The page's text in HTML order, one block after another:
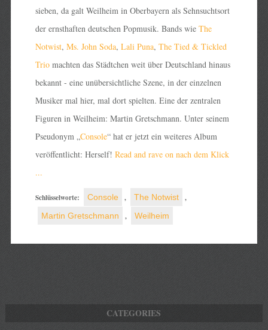
sieben, da galt Weilheim in Oberbayern als Sehnsuchtsort
der ernsthaften deutschen Popmusik. Bands wie The
Notwist, Ms. John Soda, Lali Puna, The Tied & Tickled
Triomachten das Städtchen weit über Deutschland hinaus
bekannt - eine unübersichtliche Szene, in der einzelnen
Musiker mal hier, mal dort spielten. Eine der zentralen
Figuren in Weilheim: Martin Gretschmann. Unter seinem
Pseudonym „Console“ hat er jetzt ein weiteres Album
veröffentlicht: Herself! Read and rave on nach dem Klick
...
Schlüsselworte: Console , The Notwist ,
Martin Gretschmann , Weilheim